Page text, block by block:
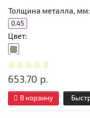
Толщина металла, мм:
0.45
Цвет:
653.70 р.
В корзину